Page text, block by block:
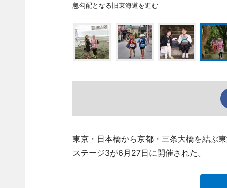
急勾配となる旧東海道を進む
東京・日本橋から京都・三条大橋を結ぶ
ステージ3が6月27日に開催された。